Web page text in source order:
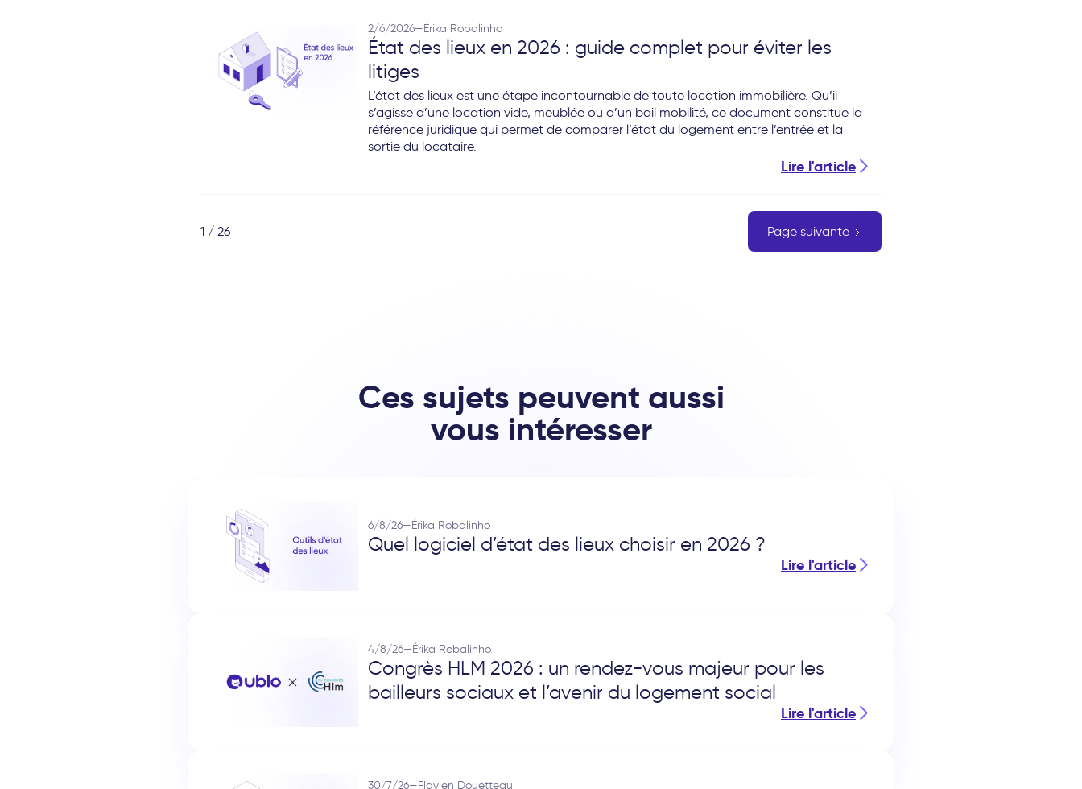
2/6/2026—Érika Robalinho
État des lieux en 2026 : guide complet pour éviter les
litiges
L’état des lieux est une étape incontournable de toute location immobilière. Qu’il
s’agisse d’une location vide, meublée ou d’un bail mobilité, ce document constitue la
référence juridique qui permet de comparer l’état du logement entre l’entrée et la
sortie du locataire.
Lire l'article
1 / 26 Page suivante
Ces sujets peuvent aussi
vous intéresser
6/8/26—Érika Robalinho
Quel logiciel d’état des lieux choisir en 2026 ?
Lire l'article
4/8/26—Érika Robalinho
Congrès HLM 2026 : un rendez-vous majeur pour les
bailleurs sociaux et l’avenir du logement social
Lire l'article
30/7/26—Flavien Douetteau